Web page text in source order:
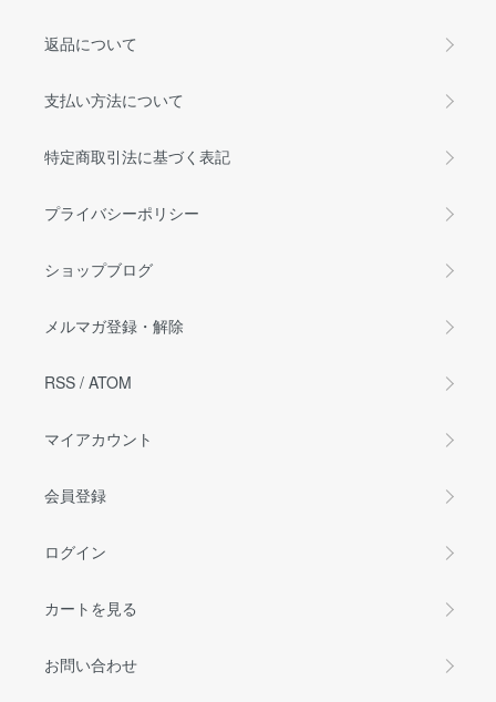
返品について
支払い方法について
特定商取引法に基づく表記
プライバシーポリシー
ショップブログ
メルマガ登録・解除
RSS / ATOM
マイアカウント
会員登録
ログイン
カートを見る
お問い合わせ